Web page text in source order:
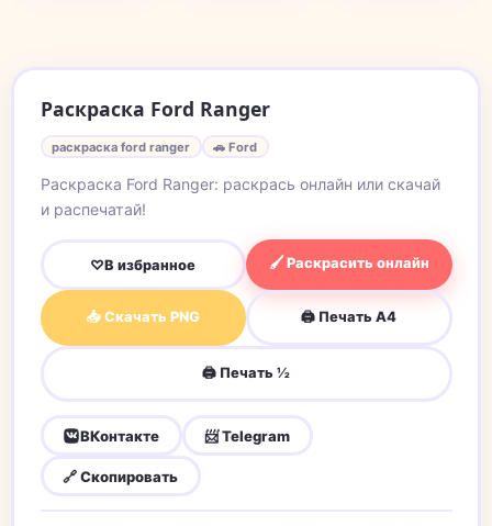
Раскраска Ford Ranger
раскраска ford ranger 🚗 Ford
Раскраска Ford Ranger: раскрась онлайн или скачай
и распечатай!
♡В избранное 🖌 Раскрасить онлайн
📥 Скачать PNG 🖨 Печать A4
🖨 Печать ½
ВКонтакте 📨 Telegram
🔗 Скопировать